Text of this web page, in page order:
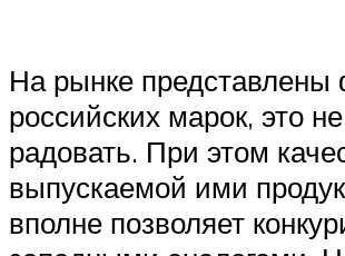
На рынке представлены
российских марок, это
радовать. При этом
выпускаемой ими
вполне позволяет